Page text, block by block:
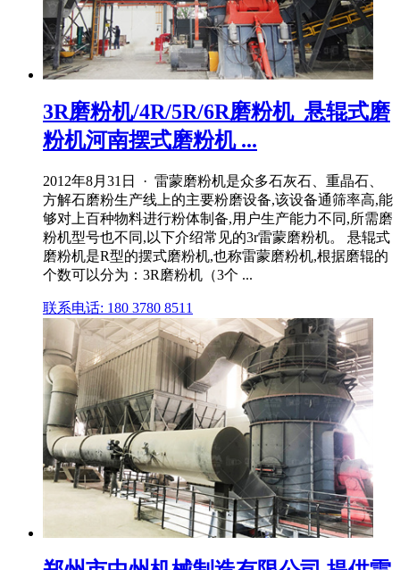
3R磨粉机/4R/5R/6R磨粉机_悬辊式磨
粉机河南摆式磨粉机 ...
2012年8月31日 · 雷蒙磨粉机是众多石灰石、重晶石、
方解石磨粉生产线上的主要粉磨设备,该设备通筛率高,能
够对上百种物料进行粉体制备,用户生产能力不同,所需磨
粉机型号也不同,以下介绍常见的3r雷蒙磨粉机。 悬辊式
磨粉机是R型的摆式磨粉机,也称雷蒙磨粉机,根据磨辊的
个数可以分为：3R磨粉机（3个 ...
联系电话: 180 3780 8511